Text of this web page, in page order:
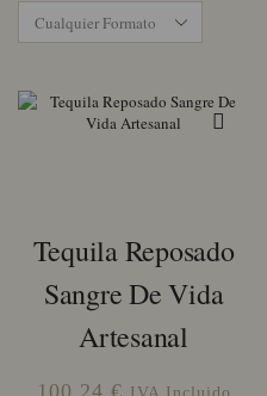
Tequila Reposado
Sangre De Vida
Artesanal
100,24 €